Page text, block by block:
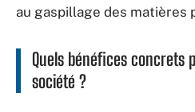
au gaspillage des matières
Quels bénéfices concrets
société ?